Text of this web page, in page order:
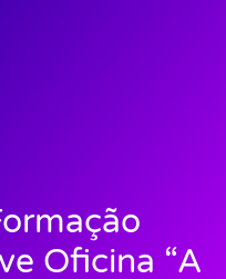
Oficina “A